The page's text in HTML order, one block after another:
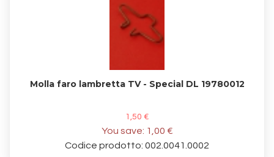
Molla faro lambretta TV - Special DL 19780012
1,50 €
You save: 1,00 €
Codice prodotto: 002.0041.0002